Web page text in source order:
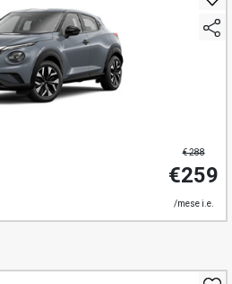
€ 288
€259
/mese i.e.